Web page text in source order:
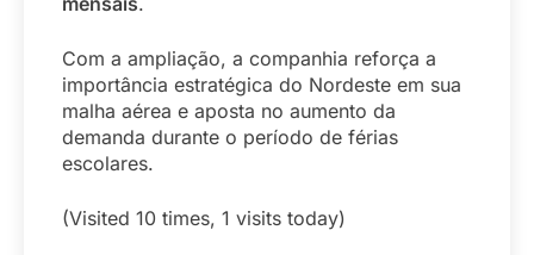
Com a ampliação, a companhia reforça a
importância estratégica do Nordeste em sua
malha aérea e aposta no aumento da
demanda durante o período de férias
escolares.
(Visited 10 times, 1 visits today)